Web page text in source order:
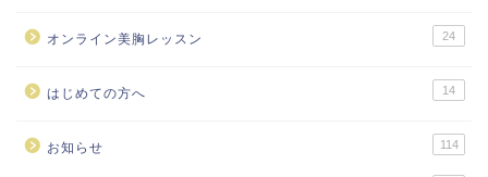
オンライン美胸レッスン 24
はじめての方へ 14
お知らせ 114